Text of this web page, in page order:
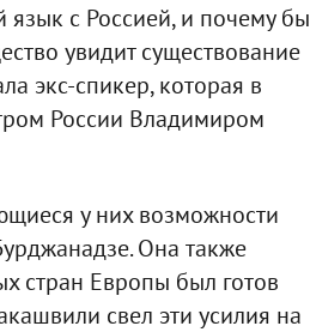
с Россией, и почему бы
увидит существование
экс-спикер, которая в
России Владимиром
у них возможности
Она также
стран Европы был готов
свел эти усилия на